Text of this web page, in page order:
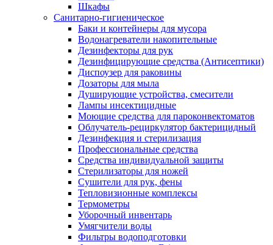
Шкафы
Санитарно-гигиеническое
Баки и контейнеры для мусора
Водонагреватели накопительные
Дезинфекторы для рук
Дезинфицирующие средства (Антисептики)
Диспоузер для раковины
Дозаторы для мыла
Душирующие устройства, смесители
Лампы инсектицидные
Моющие средства для пароконвектоматов
Облучатель-рециркулятор бактерицидный
Дезинфекция и стерилизация
Профессиональные средства
Средства индивидуальной защиты
Стерилизаторы для ножей
Сушители для рук, фены
Тепловизионные комплексы
Термометры
Уборочный инвентарь
Умягчители воды
Фильтры водоподготовки